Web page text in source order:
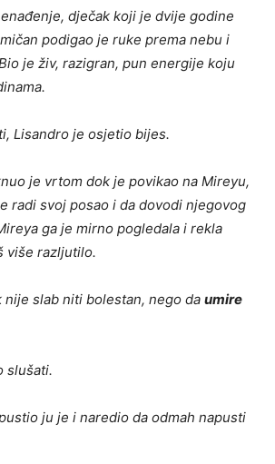
dječak koji je dvije godine
podigao je ruke prema nebu i
je živ, razigran, pun energije koju
Lisandro je osjetio bijes.
je vrtom dok je povikao na Mireyu,
radi svoj posao i da dovodi njegovog
ga je mirno pogledala i rekla
više razljutilo.
nije slab niti bolestan, nego da umire
slušati.
ju je i naredio da odmah napusti